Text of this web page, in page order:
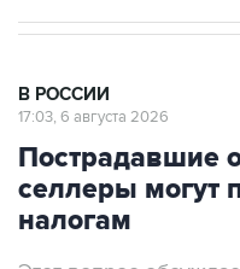
Пострадавшие
селлеры могут
налогам
Этот вопрос